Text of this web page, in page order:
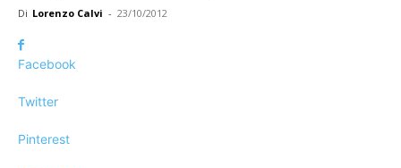
Di Lorenzo Calvi - 23/10/2012
Facebook
Twitter
Pinterest